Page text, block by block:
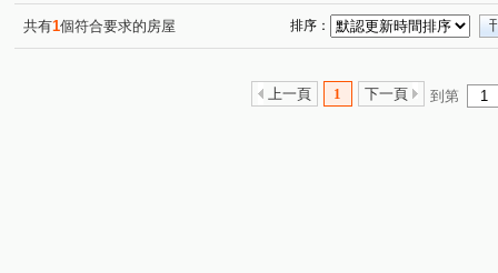
共有1個符合要求的房屋 排序：
上一頁 1 下一頁 到第